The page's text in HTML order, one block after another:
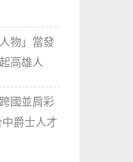
物」當發
高雄人
國並肩彩
爵士人才